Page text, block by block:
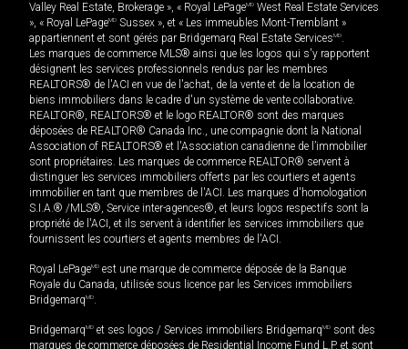
Valley Real Estate, Brokerage », « Royal LePageMD West Real Estate Services
», « Royal LePageMD Sussex », et « Les immeubles Mont-Tremblant »
appartiennent et sont gérés par Bridgemarq Real Estate ServicesMD.
Les marques de commerce MLS® ainsi que les logos qui s'y rapportent
désignent les services professionnels rendus par les membres
REALTORS® de l'ACI en vue de l'achat, de la vente et de la location de
biens immobiliers dans le cadre d'un système de vente collaborative.
REALTOR®, REALTORS® et le logo REALTOR® sont des marques
déposées de REALTOR® Canada Inc., une compagnie dont la National
Association of REALTORS® et l'Association canadienne de l’immobilier
sont propriétaires. Les marques de commerce REALTOR® servent à
distinguer les services immobiliers offerts par les courtiers et agents
immobilier en tant que membres de l'ACI. Les marques d'homologation
S.I.A.® /MLS®, Service inter-agences®, et leurs logos respectifs sont la
propriété de l'ACI, et ils servent à identifier les services immobiliers que
fournissent les courtiers et agents membres de l'ACI.
Royal LePageMD est une marque de commerce déposée de la Banque
Royale du Canada, utilisée sous licence par les Services immobiliers
BridgemarqMD.
BridgemarqMD et ses logos / Services immobiliers BridgemarqMD sont des
marques de commerce déposées de Residential Income Fund L.P. et sont